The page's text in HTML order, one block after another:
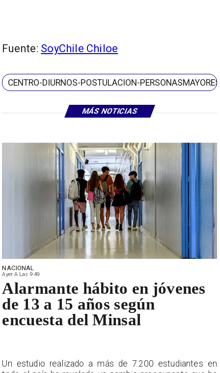
MÁS NOTICIAS
Fuente: SoyChile Chiloe
CENTRO-DIURNOS-POSTULACION-
NACIONAL
Ayer A Las 9:49
Alarmante hábito en jóvenes
de 13 a 15 años según
encuesta del Minsal
Un estudio realizado a más de 7.200 estudiantes en